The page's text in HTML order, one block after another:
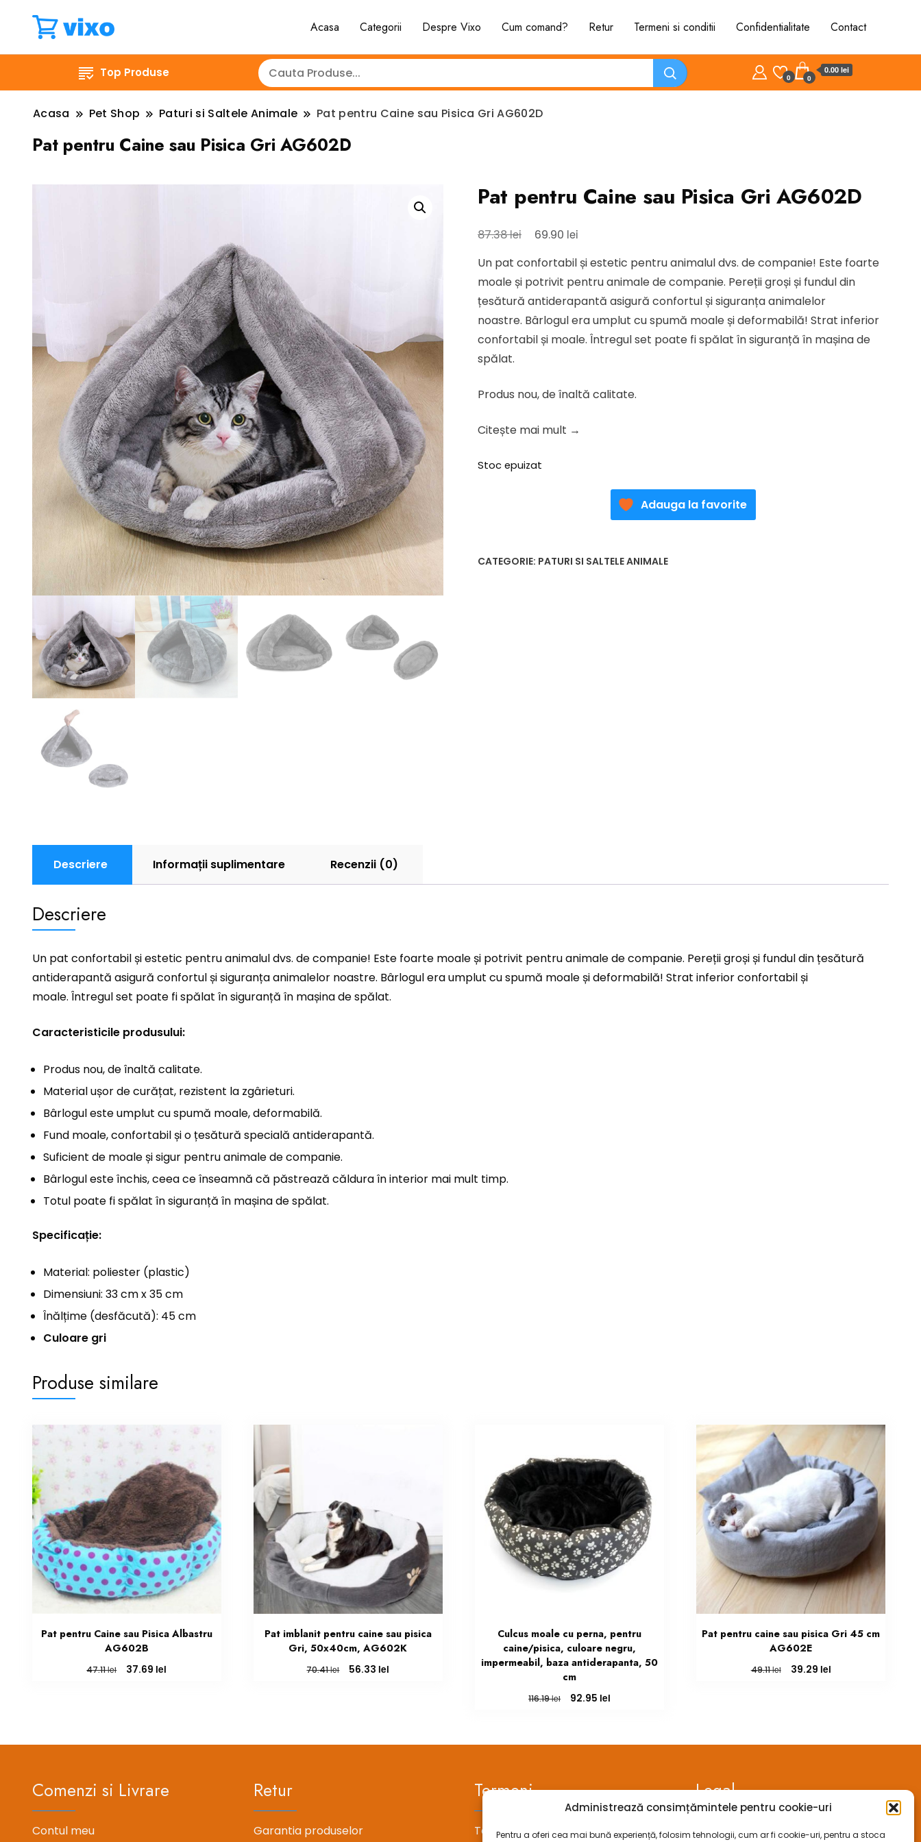
Administrează consimțămintele pentru cookie-uri
Pentru a oferi cea mai bună experiență, folosim tehnologii, cum ar fi cookie-uri, pentru a stoca
Acasa Categorii Despre Vixo Cum comand? Retur Termeni si conditii Confidentialitate Contact
Top Produse 0 0
0.00 lei
Acasa Pet Shop Paturi si Saltele Animale Pat pentru Caine sau Pisica Gri AG602D
Pat pentru Caine sau Pisica Gri AG602D
Pat pentru Caine sau Pisica Gri AG602D
87.38lei
Prețul
a
fost:
87.38 lei.
69.90 lei
este:
69.90 lei.
Un pat confortabil și estetic pentru animalul dvs. de companie! Este foarte
moale și potrivit pentru animale de companie. Pereții groși și fundul din
țesătură antiderapantă asigură confortul și siguranța animalelor
noastre. Bârlogul era umplut cu spumă moale și deformabilă! Strat inferior
confortabil și moale. Întregul set poate fi spălat în siguranță în mașina de
spălat.
Produs nou, de înaltă calitate.
Citește mai mult →
Stoc epuizat
Adauga la favorite
CATEGORIE: PATURI SI SALTELE ANIMALE
Descriere Informații suplimentare Recenzii (0)
Descriere
Un pat confortabil și estetic pentru animalul dvs. de companie! Este foarte moale și potrivit pentru animale de companie. Pereții groși și fundul din țesătură
antiderapantă asigură confortul și siguranța animalelor noastre. Bârlogul era umplut cu spumă moale și deformabilă! Strat inferior confortabil și
moale. Întregul set poate fi spălat în siguranță în mașina de spălat.
Caracteristicile produsului:
Produs nou, de înaltă calitate.
Material ușor de curățat, rezistent la zgârieturi.
Bârlogul este umplut cu spumă moale, deformabilă.
Fund moale, confortabil și o țesătură specială antiderapantă.
Suficient de moale și sigur pentru animale de companie.
Bârlogul este închis, ceea ce înseamnă că păstrează căldura în interior mai mult timp.
Totul poate fi spălat în siguranță în mașina de spălat.
Specificație:
Material: poliester (plastic)
Dimensiuni: 33 cm x 35 cm
Înălțime (desfăcută): 45 cm
Culoare gri
Produse similare
Pat pentru Caine sau Pisica Albastru
AG602B
47.11lei
Prețul
37.69 lei
Pat imblanit pentru caine sau pisica
Gri, 50x40cm, AG602K
70.41lei
Prețul
56.33 lei
Culcus moale cu perna, pentru
caine/pisica, culoare negru,
impermeabil, baza antiderapanta, 50
cm
116.19lei
Prețul
92.95 lei
Pat pentru caine sau pisica Gri 45 cm
AG602E
49.11lei
Prețul
39.29 leiPrețul
Comenzi si Livrare
Contul meu
Retur
Garantia produselor
Termeni
Termeni si conditii
Legal
ANPC